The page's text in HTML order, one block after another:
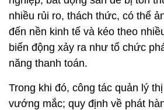
nhiều rủi ro, thách thức, có thể
đến nền kinh tế và kéo theo
biến động xảy ra như tổ chức
năng thanh toán.
Trong khi đó, công tác quản lý
vướng mắc; quy định về phát